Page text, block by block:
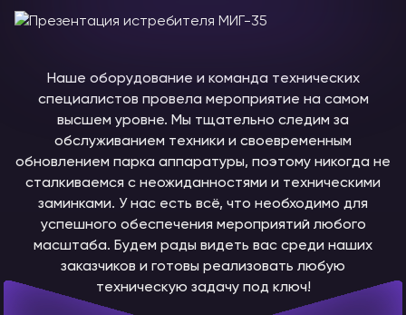
Наше оборудование и команда технических
специалистов провела мероприятие на самом
высшем уровне. Мы тщательно следим за
обслуживанием техники и своевременным
обновлением парка аппаратуры, поэтому никогда не
сталкиваемся с неожиданностями и техническими
заминками. У нас есть всё, что необходимо для
успешного обеспечения мероприятий любого
масштаба. Будем рады видеть вас среди наших
заказчиков и готовы реализовать любую
техническую задачу под ключ!